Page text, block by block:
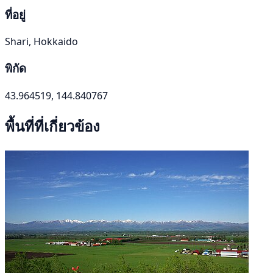
ที่อยู่
Shari, Hokkaido
พิกัด
43.964519, 144.840767
พื้นที่ที่เกี่ยวข้อง